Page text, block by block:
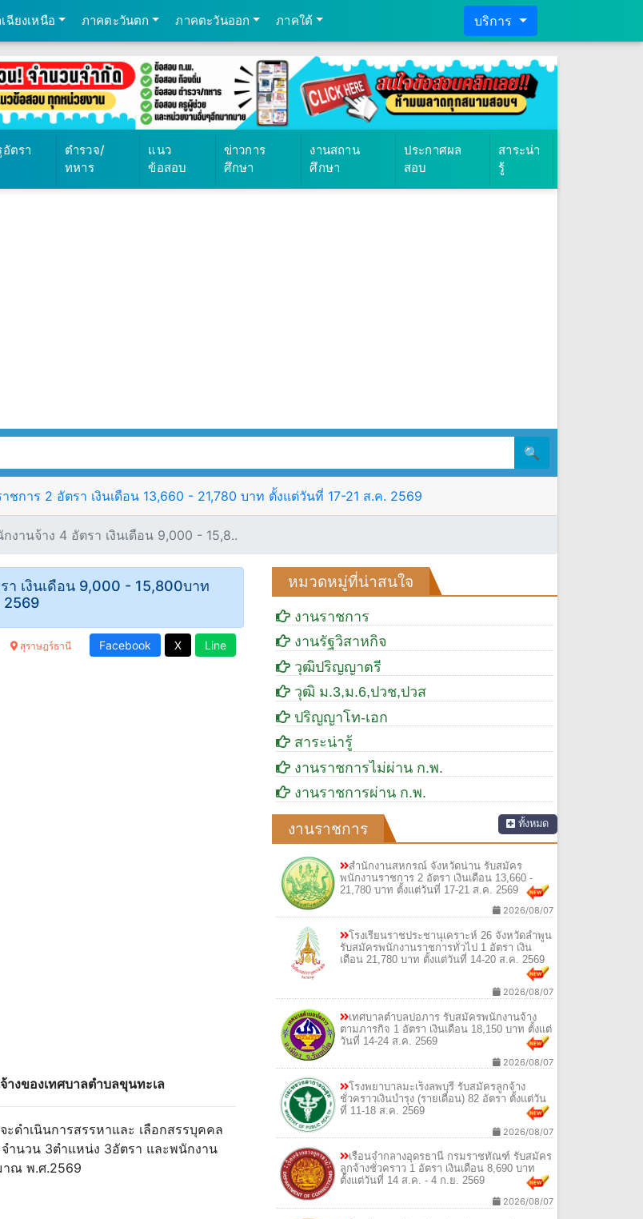
ฉียงเหนือ ภาคตะวันตก ภาคตะวันออก ภาคใต้ บริการ
ตรา
ตำรวจ/
ทหาร
แนว
ข้อสอบ
ข่าวการ
ศึกษา
งานสถาน
ศึกษา
ประกาศผล
สอบ
สาระน่า
รู้
🔍
าร 2 อัตรา เงินเดือน 13,660 - 21,780 บาท ตั้งแต่วันที่ 17-21 ส.ค. 2569
านจ้าง 4 อัตรา เงินเดือน 9,000 - 15,8..
า เงินเดือน 9,000 - 15,800บาท
2569
สุราษฎร์ธานี Facebook X Line
างของเทศบาลตําบลขุนทะเล
ะดําเนินการสรรหาและ เลือกสรรบุคคล
านวน 3ตําแหน่ง 3อัตรา และพนักงาน
าณ พ.ศ.2569
หมวดหมู่ที่น่าสนใจ
งานราชการ
งานรัฐวิสาหกิจ
วุฒิปริญญาตรี
วุฒิ ม.3,ม.6,ปวช,ปวส
ปริญญาโท-เอก
สาระน่ารู้
งานราชการไม่ผ่าน ก.พ.
งานราชการผ่าน ก.พ.
งานราชการ ทั้งหมด
สำนักงานสหกรณ์ จังหวัดน่าน รับสมัคร
พนักงานราชการ 2 อัตรา เงินเดือน 13,660 -
21,780 บาท ตั้งแต่วันที่ 17-21 ส.ค. 2569
2026/08/07
โรงเรียนราชประชานุเคราะห์ 26 จังหวัดลำพูน
รับสมัครพนักงานราชการทั่วไป 1 อัตรา เงิน
เดือน 21,780 บาท ตั้งแต่วันที่ 14-20 ส.ค. 2569
2026/08/07
เทศบาลตำบลปอภาร รับสมัครพนักงานจ้าง
ตามภารกิจ 1 อัตรา เงินเดือน 18,150 บาท ตั้งแต่
วันที่ 14-24 ส.ค. 2569
2026/08/07
โรงพยาบาลมะเร็งลพบุรี รับสมัครลูกจ้าง
ชั่วคราวเงินบำรุง (รายเดือน) 82 อัตรา ตั้งแต่วัน
ที่ 11-18 ส.ค. 2569
2026/08/07
เรือนจำกลางอุดรธานี กรมราชทัณฑ์ รับสมัคร
ลูกจ้างชั่วคราว 1 อัตรา เงินเดือน 8,690 บาท
ตั้งแต่วันที่ 14 ส.ค. - 4 ก.ย. 2569
2026/08/07